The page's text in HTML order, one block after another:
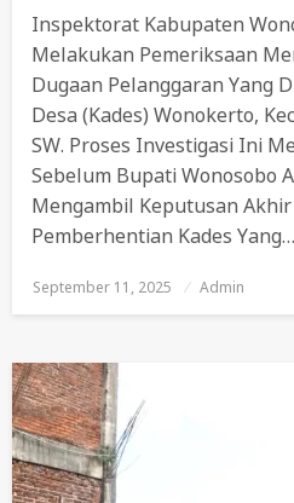
Inspektorat Kabupaten
Melakukan Pemeriksaan
Dugaan Pelanggaran Yang
Desa (Kades) Wonokerto,
SW. Proses Investigasi Ini
Sebelum Bupati Wonosobo
Mengambil Keputusan
Pemberhentian Kades Yang…
Posted
On
September 11, 2025 Admin